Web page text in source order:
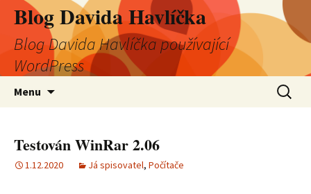
Blog Davida Havlíčka
Blog Davida Havlíčka používající
WordPress
Menu
Testován WinRar 2.06
1.12.2020 Já spisovatel, Počítače